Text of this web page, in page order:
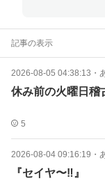
記事の表示
2026-08-05 04:38:13 ・
休み前の火曜日稽
5
2026-08-04 09:16:19 ・
『セイヤ〜‼︎』